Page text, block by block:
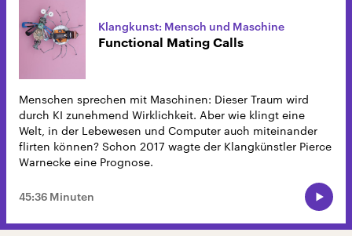
Klangkunst: Mensch und Maschine
Functional Mating Calls
Menschen sprechen mit Maschinen: Dieser Traum wird
durch KI zunehmend Wirklichkeit. Aber wie klingt eine
Welt, in der Lebewesen und Computer auch miteinander
flirten können? Schon 2017 wagte der Klangkünstler Pierce
Warnecke eine Prognose.
45:36 Minuten